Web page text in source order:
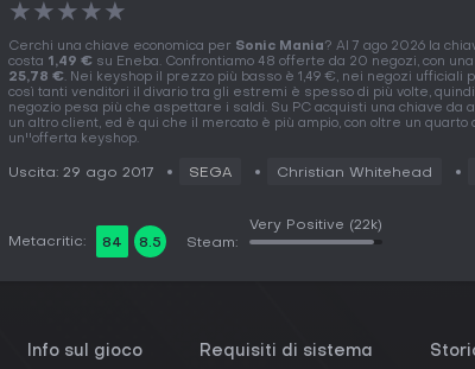
★★★★★
Cerchi una chiave economica per Sonic Mania? Al 7 ago 2026 la
costa 1,49 € su Eneba. Confrontiamo 48 offerte da 20 negozi, con
25,78 €. Nei keyshop il prezzo più basso è 1,49 €, nei negozi ufficiali
così tanti venditori il divario tra gli estremi è spesso di più volte,
negozio pesa più che aspettare i saldi. Su PC acquisti una chiave da
un altro client, ed è qui che il mercato è più ampio, con oltre un quarto
un''offerta keyshop.
Uscita: 29 ago 2017 SEGA Christian Whitehead
Metacritic: 84 8.5 Steam:
Very Positive (22k)
Info sul gioco Requisiti di sistema